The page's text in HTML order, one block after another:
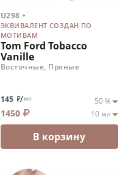
U298 .
ЭКВИВАЛЕНТ СОЗДАН ПО
МОТИВАМ
Tom Ford Tobacco
Vanille
Восточные, Пряные
145 /мл
1450
В корзину